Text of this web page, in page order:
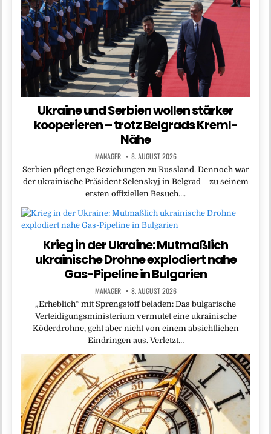
Ukraine und Serbien wollen stärker
kooperieren – trotz Belgrads Kreml-
Nähe
MANAGER 8. AUGUST 2026
Serbien pflegt enge Beziehungen zu Russland. Dennoch war
der ukrainische Präsident Selenskyj in Belgrad – zu seinem
ersten offiziellen Besuch….
Krieg in der Ukraine: Mutmaßlich
ukrainische Drohne explodiert nahe
Gas-Pipeline in Bulgarien
MANAGER 8. AUGUST 2026
„Erheblich“ mit Sprengstoff beladen: Das bulgarische
Verteidigungsministerium vermutet eine ukrainische
Köderdrohne, geht aber nicht von einem absichtlichen
Eindringen aus. Verletzt…